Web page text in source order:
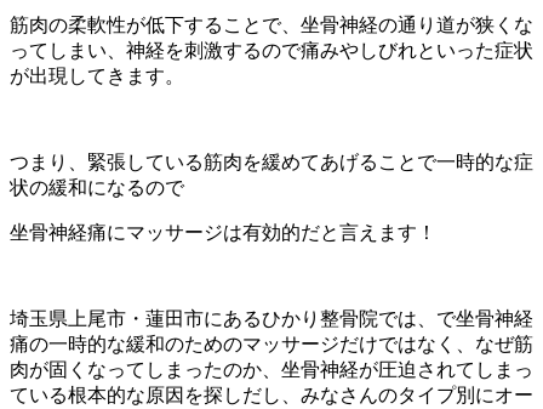
筋肉の柔軟性が低下することで、坐骨神経の通り道が狭くな
ってしまい、神経を刺激するので痛みやしびれといった症状
が出現してきます。
つまり、緊張している筋肉を緩めてあげることで一時的な症
状の緩和になるので
坐骨神経痛にマッサージは有効的だと言えます！
埼玉県上尾市・蓮田市にあるひかり整骨院では、で坐骨神経
痛の一時的な緩和のためのマッサージだけではなく、なぜ筋
肉が固くなってしまったのか、坐骨神経が圧迫されてしまっ
ている根本的な原因を探しだし、みなさんのタイプ別にオー